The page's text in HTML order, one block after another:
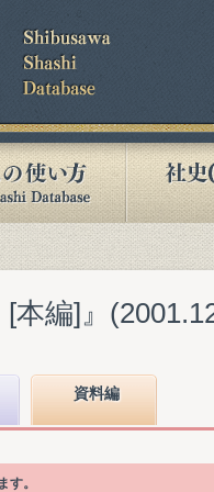
本編]』
資料編
。